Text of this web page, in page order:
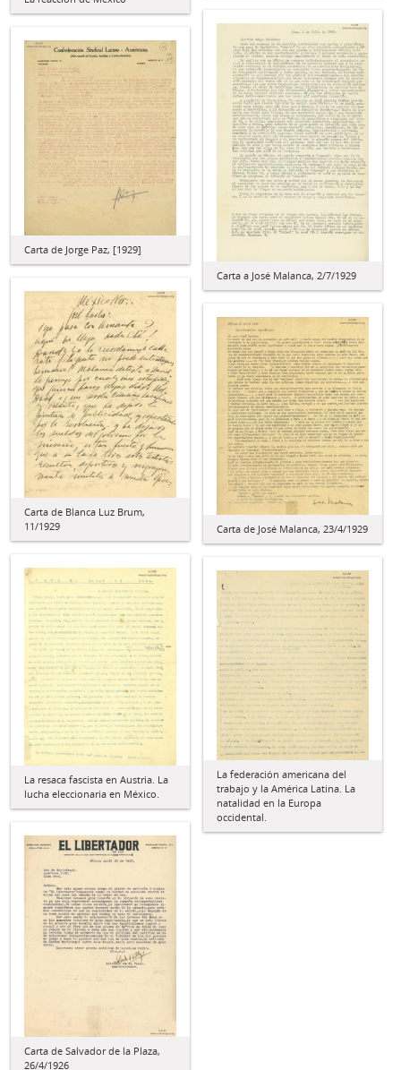
Carta a José Malanca, 2/7/1929
Carta de Jorge Paz, [1929]
Carta de Blanca Luz Brum,
11/1929
Carta de José Malanca, 23/4/1929
La resaca fascista en Austria. La
lucha eleccionaria en México.
La federación americana del
trabajo y la América Latina. La
natalidad en la Europa
occidental.
Carta de Salvador de la Plaza,
26/4/1926